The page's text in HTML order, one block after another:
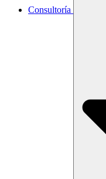
Consultoría